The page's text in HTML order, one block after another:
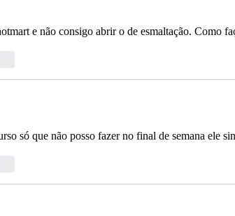
e não consigo abrir o de esmaltação. Como
só que não posso fazer no final de semana ele